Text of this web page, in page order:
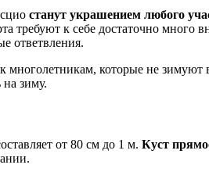
станут украшением любого
требуют к себе достаточно
ответвления.
многолетникам, которые не
зиму.
от 80 см до 1 м. Куст